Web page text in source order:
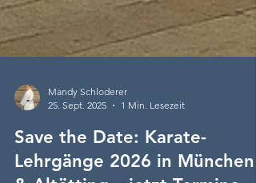
25. Sept. 2025
1 Min. Lesezeit